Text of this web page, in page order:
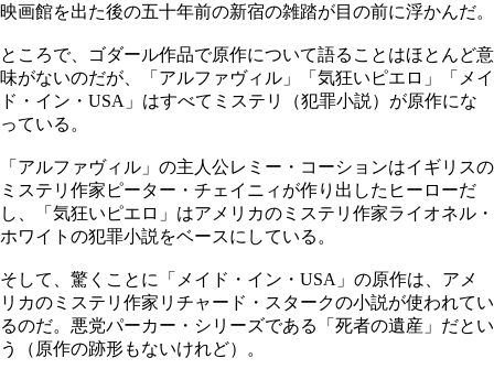
映画館を出た後の五十年前の新宿の雑踏が目の前に浮かんだ。
ところで、ゴダール作品で原作について語ることはほとんど意
味がないのだが、「アルファヴィル」「気狂いピエロ」「メイ
ド・イン・USA」はすべてミステリ（犯罪小説）が原作にな
っている。
「アルファヴィル」の主人公レミー・コーションはイギリスの
ミステリ作家ピーター・チェイニィが作り出したヒーローだ
し、「気狂いピエロ」はアメリカのミステリ作家ライオネル・
ホワイトの犯罪小説をベースにしている。
そして、驚くことに「メイド・イン・USA」の原作は、アメ
リカのミステリ作家リチャード・スタークの小説が使われてい
るのだ。悪党パーカー・シリーズである「死者の遺産」だとい
う（原作の跡形もないけれど）。